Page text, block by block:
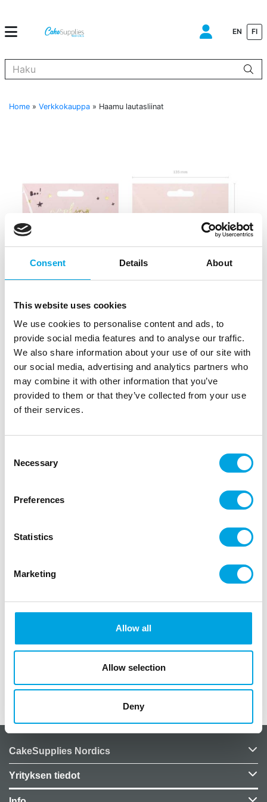
Consent Details About
This website uses cookies
We use cookies to personalise content and ads, to
provide social media features and to analyse our traffic.
We also share information about your use of our site with
our social media, advertising and analytics partners who
may combine it with other information that you’ve
provided to them or that they’ve collected from your use
of their services.
Selection
Necessary
Preferences
Statistics
Marketing
Allow all
Allow selection
Deny
EN FI
Home » Verkkokauppa » Haamu lautasliinat
Tuotetunnus (SKU): SPK5 PARTYDECO
Myyntiyksikkö: 6
Kuvaus
paketissa 20 kpl
koko 11x14cm
CakeSupplies Nordics
Yrityksen tiedot